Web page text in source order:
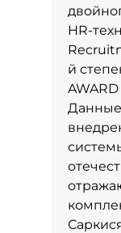
HR-
й
Данные